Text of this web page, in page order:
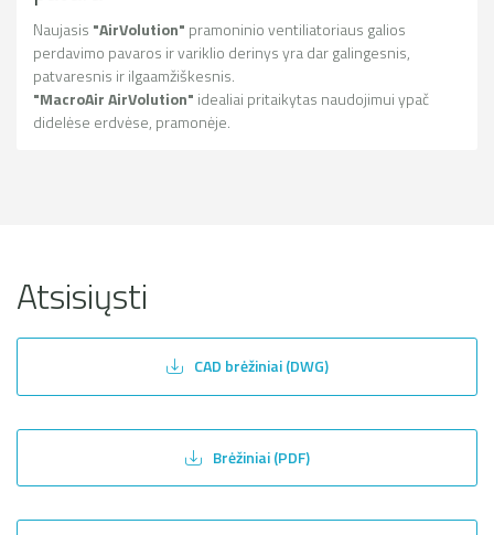
Naujasis "AirVolution" pramoninio ventiliatoriaus galios
perdavimo pavaros ir variklio derinys yra dar galingesnis,
patvaresnis ir ilgaamžiškesnis.
"MacroAir AirVolution" idealiai pritaikytas naudojimui ypač
didelėse erdvėse, pramonėje.
Atsisiųsti
CAD brėžiniai (DWG)
Brėžiniai (PDF)